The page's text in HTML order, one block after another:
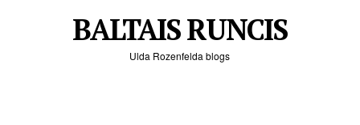
BALTAIS RUNCIS
Ulda Rozenfelda blogs